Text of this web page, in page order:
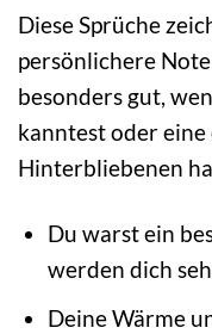
Diese Sprüche
persönlichere
besonders gut,
kanntest oder eine
Hinterbliebenen
Du warst ein
werden dich
Deine Wärme